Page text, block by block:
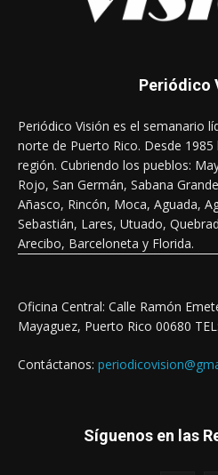
Periódico
Periódico Visión es el semanario
norte de Puerto Rico. Desde
región. Cubriendo los pueblos:
Rojo, San Germán, Sabana
Añasco, Rincón, Moca, Aguada,
Sebastián, Lares, Utuado,
Arecibo, Barceloneta y Florida.
Oficina Central: Calle Ramón
Mayaguez, Puerto Rico 00680
Contáctanos:
Síguenos en las